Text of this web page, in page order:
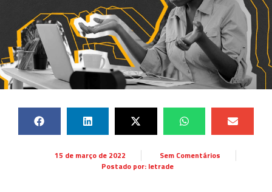
15 de março de 2022
Sem Comentários
Postado por: letrade